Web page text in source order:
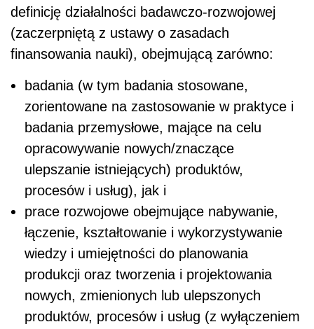
definicję działalności badawczo-rozwojowej
(zaczerpniętą z ustawy o zasadach
finansowania nauki), obejmującą zarówno:
badania (w tym badania stosowane,
zorientowane na zastosowanie w praktyce i
badania przemysłowe, mające na celu
opracowywanie nowych/znaczące
ulepszanie istniejących) produktów,
procesów i usług), jak i
prace rozwojowe obejmujące nabywanie,
łączenie, kształtowanie i wykorzystywanie
wiedzy i umiejętności do planowania
produkcji oraz tworzenia i projektowania
nowych, zmienionych lub ulepszonych
produktów, procesów i usług (z wyłączeniem